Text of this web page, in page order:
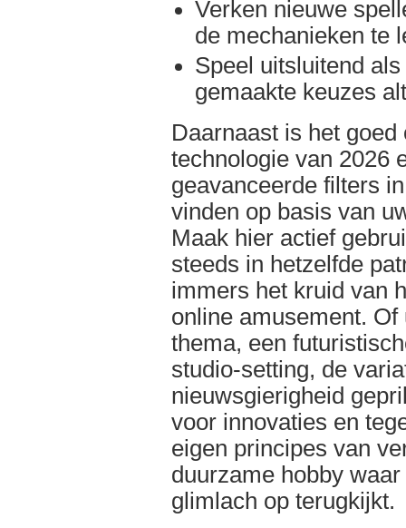
Verken nieuwe
de mechanieken te
Speel uitsluitend
gemaakte keuzes
Daarnaast is het
technologie van 2026
geavanceerde filters
vinden op basis van
Maak hier actief
steeds in hetzelfde
immers het kruid van
online amusement.
thema, een
studio-setting, de
nieuwsgierigheid
voor innovaties en
eigen principes van
duurzame hobby
glimlach op terugkijkt.